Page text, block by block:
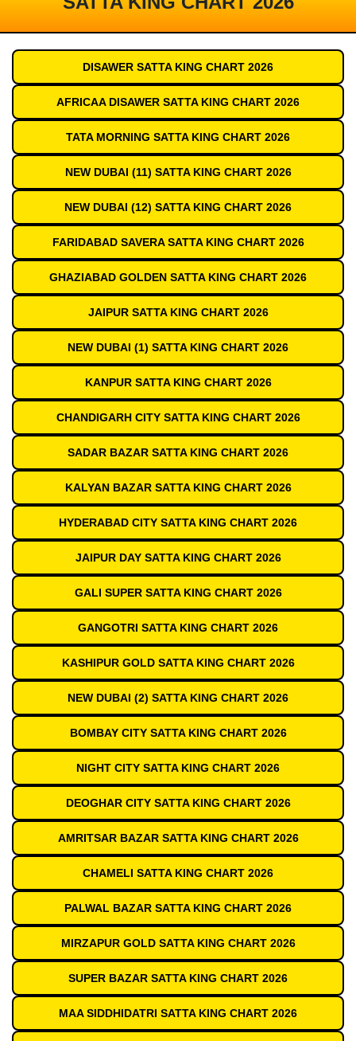
DISAWER SATTA KING CHART 2026
AFRICAA DISAWER SATTA KING CHART 2026
TATA MORNING SATTA KING CHART 2026
NEW DUBAI (11) SATTA KING CHART 2026
NEW DUBAI (12) SATTA KING CHART 2026
FARIDABAD SAVERA SATTA KING CHART 2026
GHAZIABAD GOLDEN SATTA KING CHART 2026
JAIPUR SATTA KING CHART 2026
NEW DUBAI (1) SATTA KING CHART 2026
KANPUR SATTA KING CHART 2026
CHANDIGARH CITY SATTA KING CHART 2026
SADAR BAZAR SATTA KING CHART 2026
KALYAN BAZAR SATTA KING CHART 2026
HYDERABAD CITY SATTA KING CHART 2026
JAIPUR DAY SATTA KING CHART 2026
GALI SUPER SATTA KING CHART 2026
GANGOTRI SATTA KING CHART 2026
KASHIPUR GOLD SATTA KING CHART 2026
NEW DUBAI (2) SATTA KING CHART 2026
BOMBAY CITY SATTA KING CHART 2026
NIGHT CITY SATTA KING CHART 2026
DEOGHAR CITY SATTA KING CHART 2026
AMRITSAR BAZAR SATTA KING CHART 2026
CHAMELI SATTA KING CHART 2026
PALWAL BAZAR SATTA KING CHART 2026
MIRZAPUR GOLD SATTA KING CHART 2026
SUPER BAZAR SATTA KING CHART 2026
MAA SIDDHIDATRI SATTA KING CHART 2026